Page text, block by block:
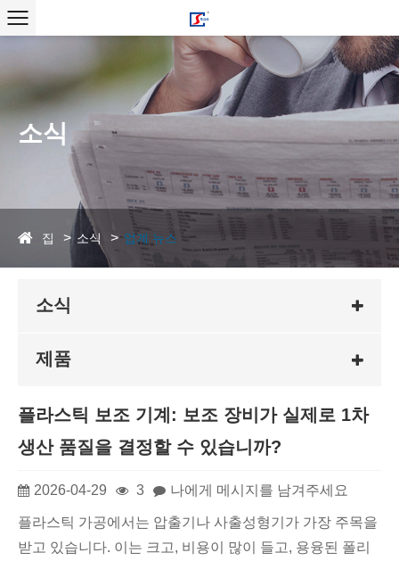
소식
집 소식 업계 뉴스
소식
제품
플라스틱 보조 기계: 보조 장비가 실제로 1차
생산 품질을 결정할 수 있습니까?
2026-04-29 3 나에게 메시지를 남겨주세요
플라스틱 가공에서는 압출기나 사출성형기가 가장 주목을
받고 있습니다. 이는 크고, 비용이 많이 들고, 용융된 폴리